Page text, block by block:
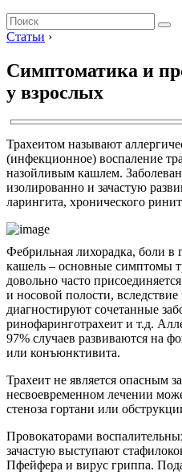
Статьи ›
Симптоматика и
у взрослых
Трахеитом называют
(инфекционное) воспаление
назойливым кашлем.
изолированно и зачастую
ларингита, хронического
Фебрильная лихорадка, боли в
кашель – основные симптомы
довольно часто
и носовой полости, вследствие
диагностируют сочетанные
ринофаринготрахеит и т.д.
97% случаев развиваются на
или конъюнктивита.
Трахеит не является опасным
несвоевременном лечении
стеноза гортани или
Провокаторами
зачастую выступают
Пфейфера и вирус гриппа.